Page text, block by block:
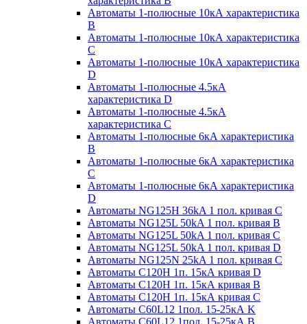
Автоматы 1-полюсные 10кА характеристика
B
Автоматы 1-полюсные 10кА характеристика
C
Автоматы 1-полюсные 10кА характеристика
D
Автоматы 1-полюсные 4.5кА
характеристика D
Автоматы 1-полюсные 4.5кА
характеристика С
Автоматы 1-полюсные 6кА характеристика
B
Автоматы 1-полюсные 6кА характеристика
C
Автоматы 1-полюсные 6кА характеристика
D
Автоматы NG125H 36kA 1 пол. кривая C
Автоматы NG125L 50kA 1 пол. кривая B
Автоматы NG125L 50kA 1 пол. кривая C
Автоматы NG125L 50kA 1 пол. кривая D
Автоматы NG125N 25kA 1 пол. кривая C
Автоматы С120H 1п. 15кА кривая D
Автоматы С120H 1п. 15кА кривая В
Автоматы С120H 1п. 15кА кривая С
Автоматы С60L12 1пол. 15-25кА K
Автоматы С60L12 1пол. 15-25кА В